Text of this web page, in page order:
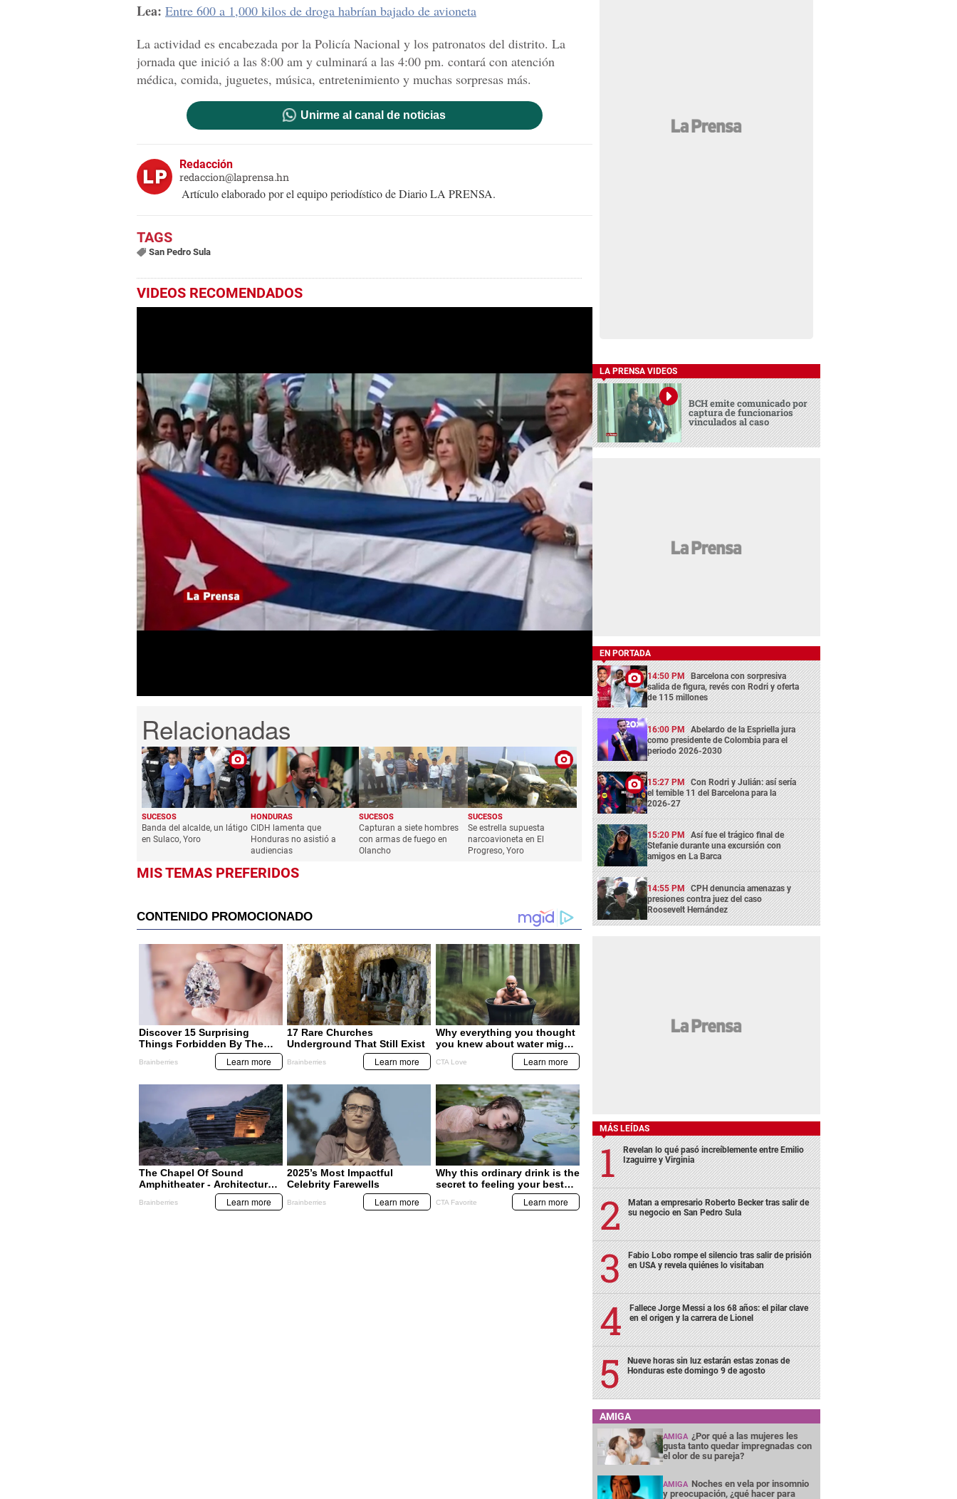
Lea: Entre 600 a 1,000 kilos de droga habrían bajado de avioneta
La actividad es encabezada por la Policía Nacional y los patronatos del distrito. La
jornada que inició a las 8:00 am y culminará a las 4:00 pm. contará con atención
médica, comida, juguetes, música, entretenimiento y muchas sorpresas más.
Unirme al canal de noticias
Redacción
redaccion@laprensa.hn
Artículo elaborado por el equipo periodístico de Diario LA PRENSA.
San Pedro Sula
VIDEOS RECOMENDADOS
0
seconds
of
1
minute,
22
SUCESOS
Banda del alcalde, un látigo
en Sulaco, Yoro
HONDURAS
CIDH lamenta que
Honduras no asistió a
audiencias
SUCESOS
Capturan a siete hombres
con armas de fuego en
Olancho
SUCESOS
Se estrella supuesta
narcoavioneta en El
Progreso, Yoro
MIS TEMAS PREFERIDOS
LA PRENSA VIDEOS
BCH emite comunicado por
captura de funcionarios
vinculados al caso
EN PORTADA
14:50 PM Barcelona con sorpresiva
salida de figura, revés con Rodri y oferta
de 115 millones
16:00 PM Abelardo de la Espriella jura
como presidente de Colombia para el
periodo 2026-2030
15:27 PM Con Rodri y Julián: así sería
el temible 11 del Barcelona para la
2026-27
15:20 PM Así fue el trágico final de
Stefanie durante una excursión con
amigos en La Barca
14:55 PM CPH denuncia amenazas y
presiones contra juez del caso
Roosevelt Hernández
MÁS LEÍDAS
Revelan lo qué pasó increíblemente entre Emilio
Izaguirre y Virginia
Matan a empresario Roberto Becker tras salir de
su negocio en San Pedro Sula
Fabio Lobo rompe el silencio tras salir de prisión
en USA y revela quiénes lo visitaban
Fallece Jorge Messi a los 68 años: el pilar clave
en el origen y la carrera de Lionel
Nueve horas sin luz estarán estas zonas de
Honduras este domingo 9 de agosto
AMIGA
AMIGA ¿Por qué a las mujeres les
gusta tanto quedar impregnadas con
el olor de su pareja?
AMIGA Noches en vela por insomnio
y preocupación, ¿qué hacer para